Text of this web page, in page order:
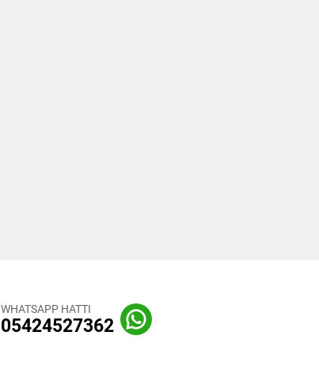
WHATSAPP HATTI
05424527362